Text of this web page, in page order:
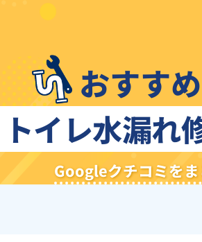
おすす
トイレ水漏れ
Googleクチコミをま